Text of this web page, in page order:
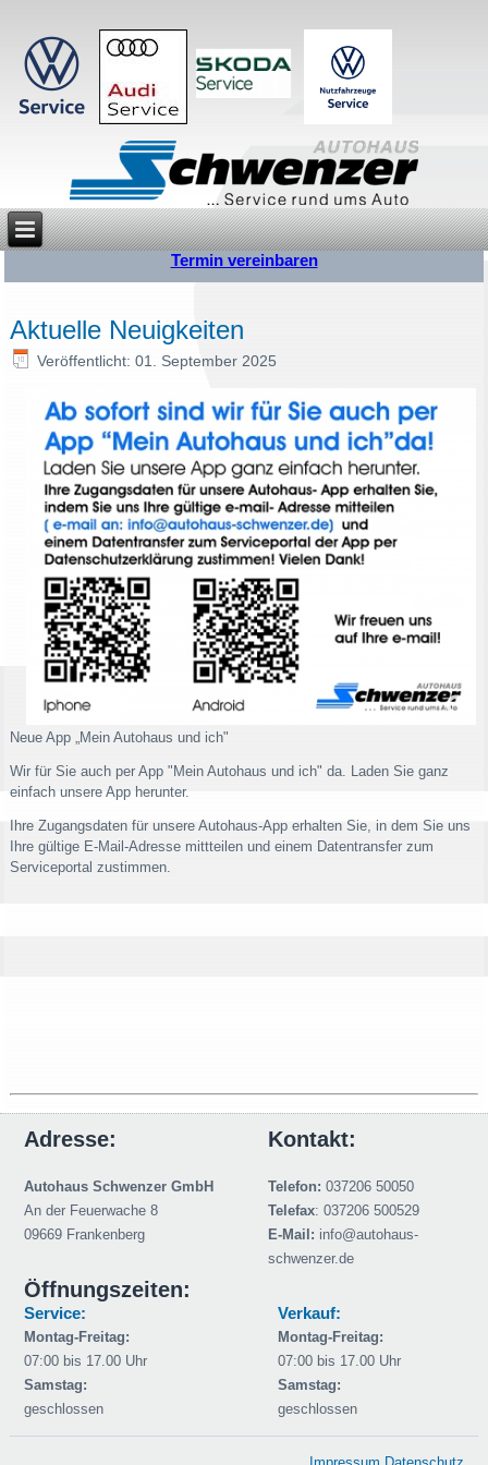
Termin vereinbaren
Aktuelle Neuigkeiten
Veröffentlicht: 01. September 2025
Neue App „Mein Autohaus und ich"
Wir für Sie auch per App "Mein Autohaus und ich" da. Laden Sie ganz
einfach unsere App herunter.
Ihre Zugangsdaten für unsere Autohaus-App erhalten Sie, in dem Sie uns
Ihre gültige E-Mail-Adresse mittteilen und einem Datentransfer zum
Serviceportal zustimmen.
Adresse:
Autohaus Schwenzer GmbH
An der Feuerwache 8
09669 Frankenberg
Kontakt:
Telefon: 037206 50050
Telefax: 037206 500529
E-Mail: info@autohaus-
schwenzer.de
Öffnungszeiten:
Service:
Montag-Freitag:
07:00 bis 17.00 Uhr
Samstag:
geschlossen
Verkauf:
Montag-Freitag:
07:00 bis 17.00 Uhr
Samstag:
geschlossen